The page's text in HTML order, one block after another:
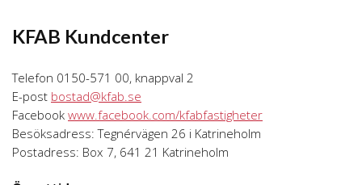
KFAB Kundcenter
Telefon 0150-571 00, knappval 2
E-post bostad@kfab.se
Facebook www.facebook.com/kfabfastigheter
Besöksadress: Tegnérvägen 26 i Katrineholm
Postadress: Box 7, 641 21 Katrineholm